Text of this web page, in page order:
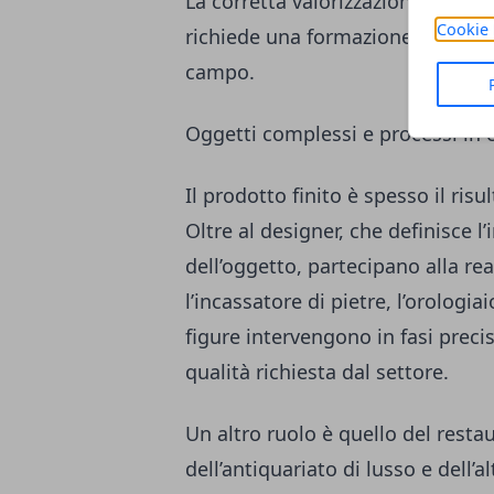
Cookie
richiede una formazione
campo.
Oggetti complessi e processi in
Il prodotto finito è spesso il
Oltre al designer, che definisce
dell’oggetto, partecipano alla
l’incassatore di pietre,
figure intervengono in fasi
qualità richiesta dal settore.
Un altro ruolo è quello del
dell’antiquariato di lusso e